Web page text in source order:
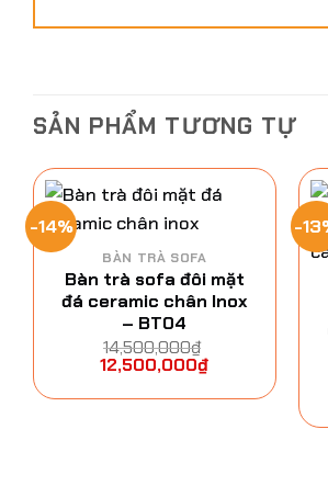
SẢN PHẨM TƯƠNG TỰ
-14%
BÀN TRÀ SOFA
Bàn trà sofa đôi mặt
đá ceramic chân Inox
– BT04
14,500,000₫
12,500,000₫
-